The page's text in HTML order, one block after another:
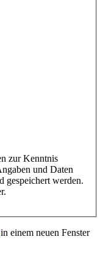
und Daten
gespeichert werden.
in einem neuen Fenster